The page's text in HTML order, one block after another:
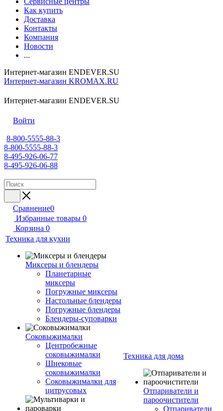
Как купить
Доставка
Контакты
Компания
Новости
...
Интернет-магазин ENDEVER.SU
Интернет-магазин KROMAX.RU
Интернет-магазин ENDEVER.SU
Войти
8-800-5555-88-3
8-800-5555-88-3
8-495-926-06-77
8-495-926-06-88
Сравнение0
Избранные товары 0
Корзина 0
Техника для кухни
Миксеры и блендеры
Планетарные
миксеры
Погружные миксеры
Настольные блендеры
Погружные блендеры
Блендеры-суповарки
Соковыжималки
Центробежные
соковыжималки
Шнековые
соковыжималки
Соковыжималки для
цитрусовых
Техника для дома
Отпариватели и
пароочистители
Отпариватели